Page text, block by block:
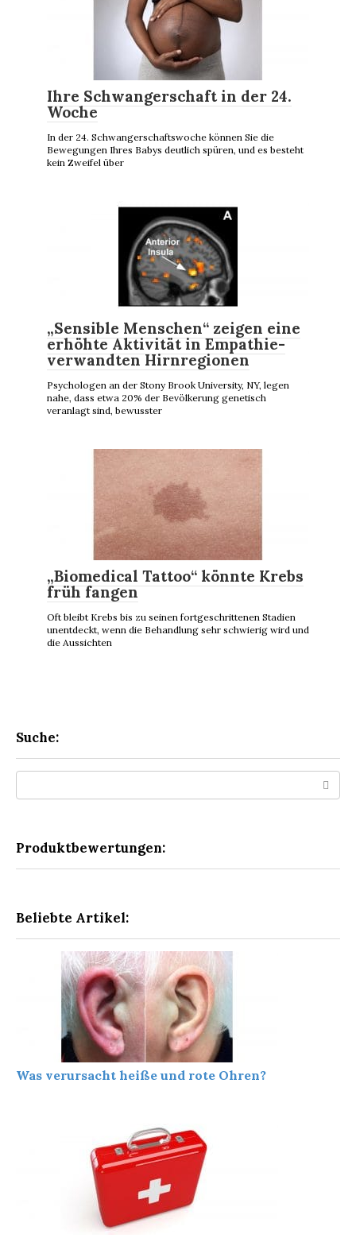
Ihre Schwangerschaft in der 24.
Woche
In der 24. Schwangerschaftswoche können Sie die
Bewegungen Ihres Babys deutlich spüren, und es besteht
kein Zweifel über
„Sensible Menschen“ zeigen eine
erhöhte Aktivität in Empathie-
verwandten Hirnregionen
Psychologen an der Stony Brook University, NY, legen
nahe, dass etwa 20% der Bevölkerung genetisch
veranlagt sind, bewusster
„Biomedical Tattoo“ könnte Krebs
früh fangen
Oft bleibt Krebs bis zu seinen fortgeschrittenen Stadien
unentdeckt, wenn die Behandlung sehr schwierig wird und
die Aussichten
Suche:
Produktbewertungen:
Beliebte Artikel:
Was verursacht heiße und rote Ohren?